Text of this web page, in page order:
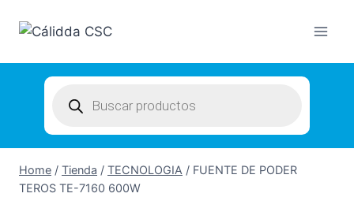
search
Home / Tienda / TECNOLOGIA / FUENTE DE PODER
TEROS TE-7160 600W